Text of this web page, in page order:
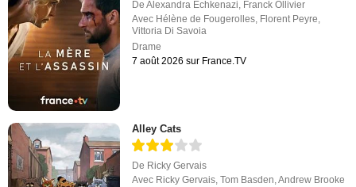
DeAlexandra Echkenazi Franck Ollivier
Avec Hélène de Fougerolles Florent Peyre
Vittoria Di Savoia
Drame
7 août 2026 sur France.TV
Alley Cats
De Ricky Gervais
Avec Ricky Gervais,Tom Basden,Andrew Brooke